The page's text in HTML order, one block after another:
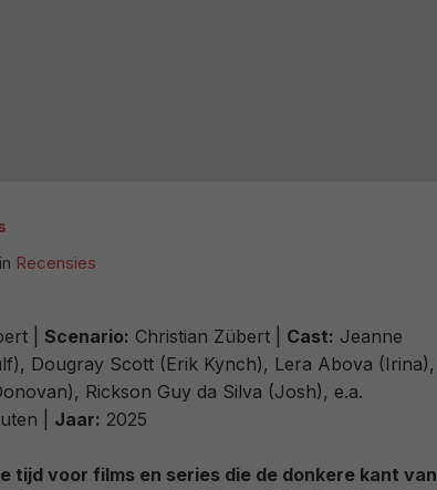
in Recensies
| Scenario: Christian Zübert | Cast: Jeanne
Dougray Scott (Erik Kynch), Lera Abova (Irina),
Rickson Guy da Silva (Josh), e.a.
| Jaar: 2025
tijd voor films en series die de donkere kant van